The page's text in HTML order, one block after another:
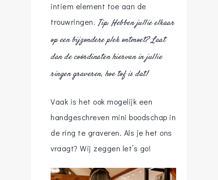
intiem element toe aan de
trouwringen. Tip: Hebben jullie elkaar
op een bijzondere plek ontmoet? Laat
dan de coördinaten hiervan in jullie
ringen graveren, hoe tof is dat!
Vaak is het ook mogelijk een
handgeschreven mini boodschap in
de ring te graveren. Als je het ons
vraagt? Wij zeggen let’s go!